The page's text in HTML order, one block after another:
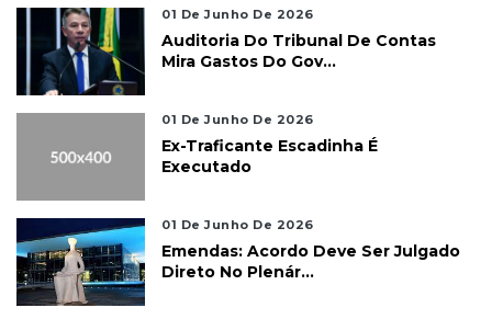
01 De Junho De 2026
Auditoria Do Tribunal De Contas
Mira Gastos Do Gov...
01 De Junho De 2026
Ex-Traficante Escadinha É
Executado
01 De Junho De 2026
Emendas: Acordo Deve Ser Julgado
Direto No Plenár...